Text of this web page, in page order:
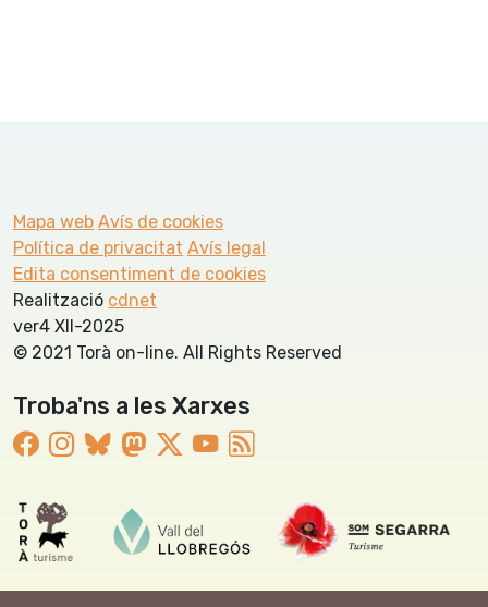
Mapa web Avís de cookies
Política de privacitat Avís legal
Edita consentiment de cookies
Realització cdnet
ver4 XII-2025
© 2021 Torà on-line. All Rights Reserved
Troba'ns a les Xarxes